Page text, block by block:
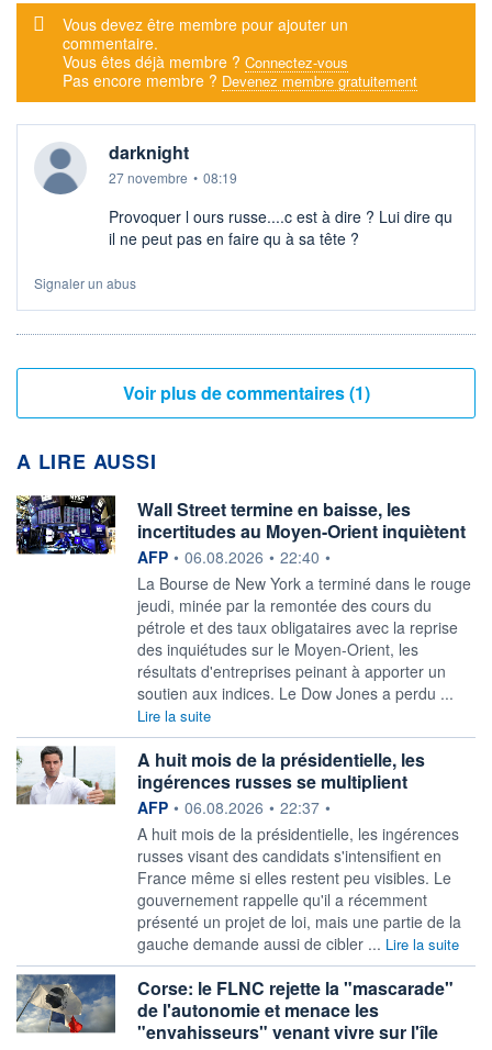
Message d'alerte
Vous devez être membre pour ajouter un
commentaire.
Vous êtes déjà membre ? Connectez-vous
Pas encore membre ? Devenez membre gratuitement
darknight
27 novembre • 08:19
Provoquer l ours russe....c est à dire ? Lui dire qu
il ne peut pas en faire qu à sa tête ?
Signaler un abus
Voir plus de commentaires (1)
A LIRE AUSSI
Wall Street termine en baisse, les
incertitudes au Moyen-Orient inquiètent
information fournie par
AFP • 06.08.2026 • 22:40 •
La Bourse de New York a terminé dans le rouge
jeudi, minée par la remontée des cours du
pétrole et des taux obligataires avec la reprise
des inquiétudes sur le Moyen-Orient, les
résultats d'entreprises peinant à apporter un
soutien aux indices. Le Dow Jones a perdu ...
Lire la suite
A huit mois de la présidentielle, les
ingérences russes se multiplient
information fournie par
AFP • 06.08.2026 • 22:37 •
A huit mois de la présidentielle, les ingérences
russes visant des candidats s'intensifient en
France même si elles restent peu visibles. Le
gouvernement rappelle qu'il a récemment
présenté un projet de loi, mais une partie de la
gauche demande aussi de cibler ... Lire la suite
Corse: le FLNC rejette la "mascarade"
de l'autonomie et menace les
"envahisseurs" venant vivre sur l'île